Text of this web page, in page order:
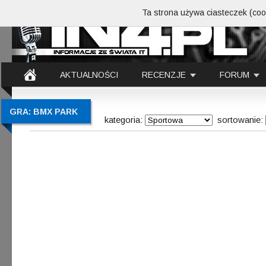
AKTUALNOŚCI RECENZJE FORUM
GRA: BMX PARK
kategoria: sortowanie:
Ta strona używa ciasteczek